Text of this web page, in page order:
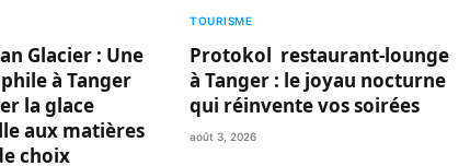
Glacier : Une
à Tanger
la glace
aux matières
choix
TOURISME
Protokol restaurant-lounge
à Tanger : le joyau nocturne
qui réinvente vos soirées
août 3, 2026